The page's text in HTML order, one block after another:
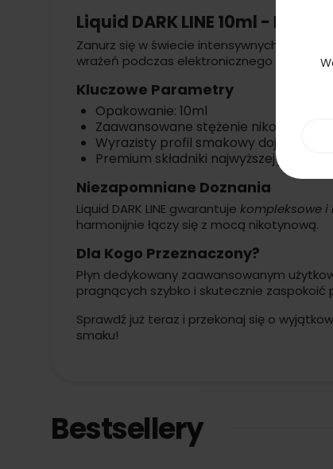
Liquid DARK LINE 10ml -
Zanurz się w świecie intensywnych smaków
wrażeń podczas elektronicznego palenia!
Kluczowe Parametry
Opakowanie: 10ml
Zaawansowane stężenie nikotyny: 18mg
Wyrazisty profil smakowy dojrzałego
Premium składniki najwyższej jakości
Niezapomniane Doznania
Liquid DARK LINE gwarantuje kompleksowe
harmonijnie łączy się z mocą nikotynową.
Dla Kogo Przeznaczony?
Płyn dedykowany zaawansowanym
pragnących szybko i skutecznie zaspokoić
Sprawdź już teraz i przekonaj się o
smaku!
Bestsellery